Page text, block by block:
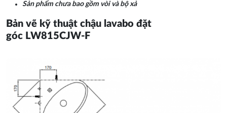
Sản phẩm chưa bao gồm vòi và bộ xả
Bản vẽ kỹ thuật chậu lavabo đặt
góc LW815CJW-F